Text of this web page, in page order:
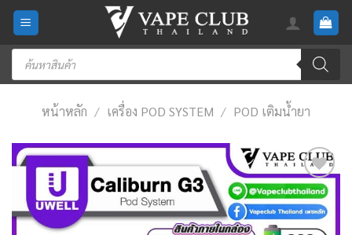
Skip
content
Products
search
หน้าหลัก / เครื่อง POD SYSTEM / POD เติมน้ำยา
Add
to
wishlist